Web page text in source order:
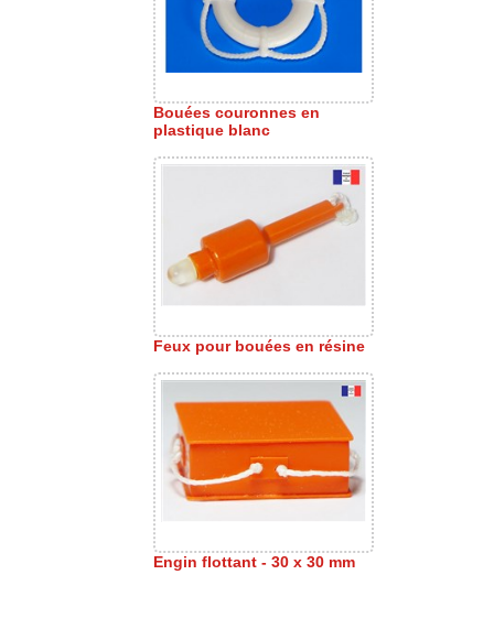
Bouées couronnes en
plastique blanc
Feux pour bouées en résine
Engin flottant - 30 x 30 mm